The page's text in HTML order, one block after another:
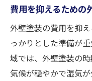
奈良市の外壁塗
ポイント
契約前に確
施工開始前
工事中の進
費用を抑えるための
外壁塗装の費用を抑
っかりとした準備が
域では、外壁塗装の時
気候が穏やかで湿気